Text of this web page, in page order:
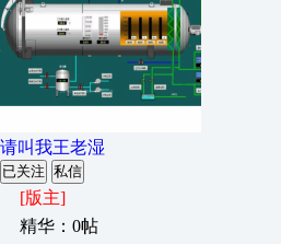
请叫我王老湿
已关注 私信
[版主]
精华：0帖